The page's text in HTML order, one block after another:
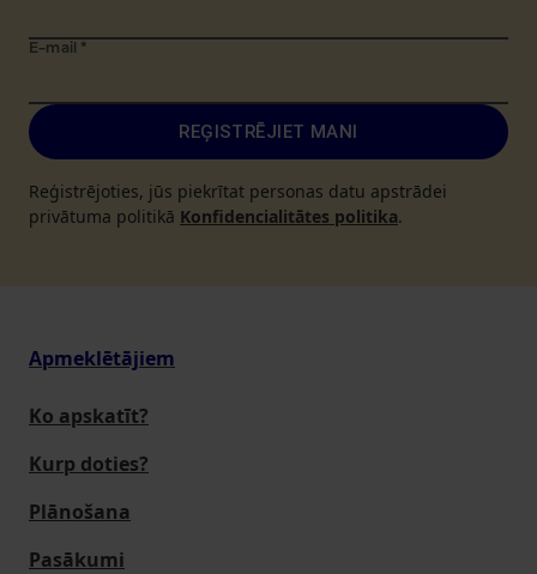
E-mail *
REĢISTRĒJIET MANI
Reģistrējoties, jūs piekrītat personas datu apstrādei
privātuma politikā Konfidencialitātes politika.
Apmeklētājiem
Ko apskatīt?
Kurp doties?
Plānošana
Pasākumi